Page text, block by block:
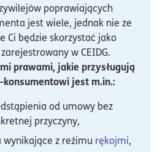
poprawiających
jest wiele, jednak nie ze
Ci będzie skorzystać jako
w CEIDG.
prawami, jakie przysługują
konsumentowi jest m.in.:
od umowy bez
przyczyny,
z reżimu rękojmi,